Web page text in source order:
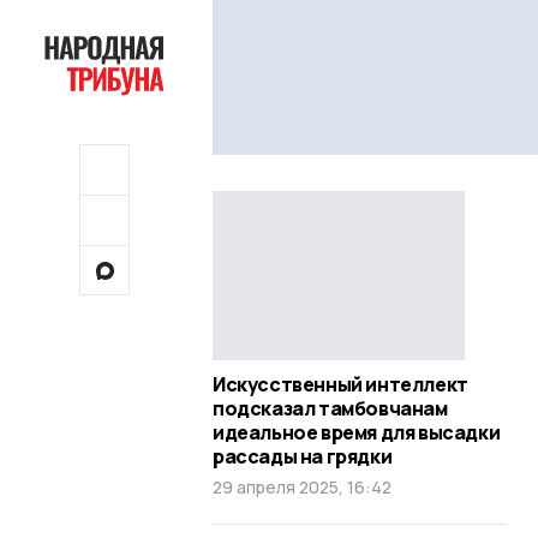
Искусственный интеллект
подсказал тамбовчанам
идеальное время для высадки
рассады на грядки
29 апреля 2025, 16:42